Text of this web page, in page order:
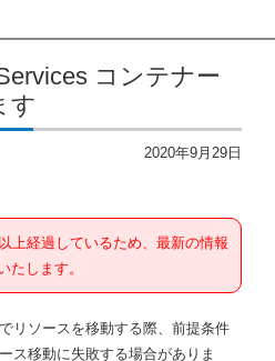
コンテナー
す
2020年9月29日
上経過しているため、最新の情報
たします。
リソースを移動する際、前提条件
ス移動に失敗する場合がありま